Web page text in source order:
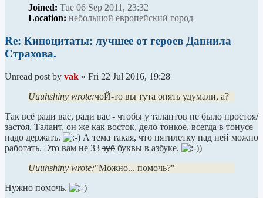
Joined: Tue 06 Sep 2011, 23:32
Location: небольшой европейский город
Re: Киноцитаты: лучшее от героев Даниила
Страхова.
Unread post by vak » Fri 22 Jul 2016, 19:28
Uuuhshiny wrote:чоЙ-то вы тута опять удумали, а?
Так всё ради вас, ради вас - чтобы у талантов не было простоя/
застоя. Талант, он же как восток, дело тонкое, всегда в тонусе
надо держать.
А тема такая, что пятилетку над ней можно
работать. Это вам не 33 зуб буквы в азбуке.
Uuuhshiny wrote:"Можно... помочь?"
Нужно помочь.